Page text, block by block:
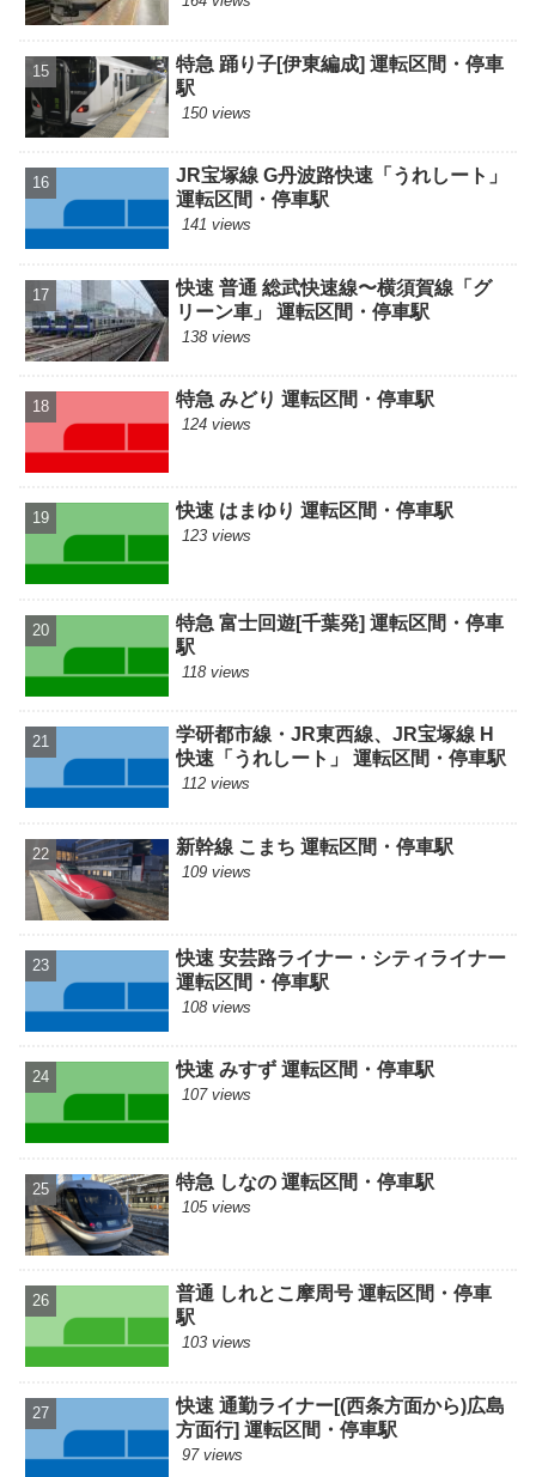
特急 踊り子[伊東編成] 運転区間・停車
駅
150 views
JR宝塚線 G丹波路快速「うれしート」
運転区間・停車駅
141 views
快速 普通 総武快速線〜横須賀線「グ
リーン車」 運転区間・停車駅
138 views
特急 みどり 運転区間・停車駅
124 views
快速 はまゆり 運転区間・停車駅
123 views
特急 富士回遊[千葉発] 運転区間・停車
駅
118 views
学研都市線・JR東西線、JR宝塚線 H
快速「うれしート」 運転区間・停車駅
112 views
新幹線 こまち 運転区間・停車駅
109 views
快速 安芸路ライナー・シティライナー
運転区間・停車駅
108 views
快速 みすず 運転区間・停車駅
107 views
特急 しなの 運転区間・停車駅
105 views
普通 しれとこ摩周号 運転区間・停車
駅
103 views
快速 通勤ライナー[(西条方面から)広島
方面行] 運転区間・停車駅
97 views